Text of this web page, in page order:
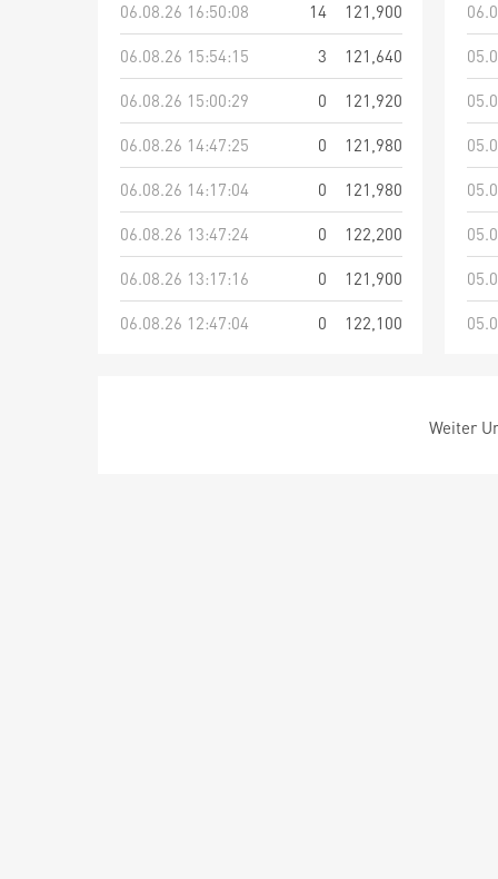
06.08.26 16:50:08
14
121,900
06.08.26 15:54:15
3
121,640
06.08.26 15:00:29
0
121,920
06.08.26 14:47:25
0
121,980
06.08.26 14:17:04
0
121,980
06.08.26 13:47:24
0
122,200
06.08.26 13:17:16
0
121,900
06.08.26 12:47:04
0 122,100
Weiter